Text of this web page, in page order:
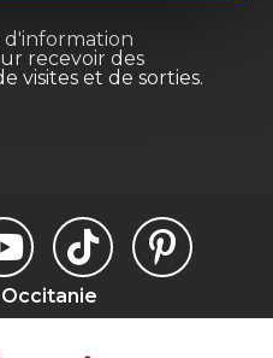
d'information
recevoir des
visites et de sorties.